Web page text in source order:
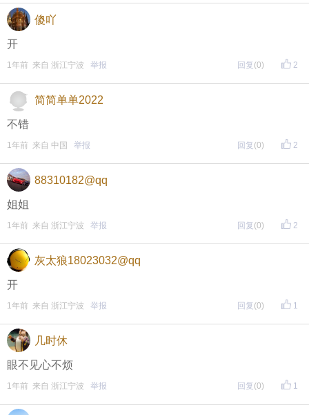
傻吖
开
2
1年前 来自 浙江宁波 举报 回复 (0)
简简单单2022
不错
2
1年前 来自 中国 举报 回复 (0)
88310182@qq
姐姐
2
1年前 来自 浙江宁波 举报 回复 (0)
灰太狼18023032@qq
开
1
1年前 来自 浙江宁波 举报 回复 (0)
几时休
眼不见心不烦
1
1年前 来自 浙江宁波 举报 回复 (0)